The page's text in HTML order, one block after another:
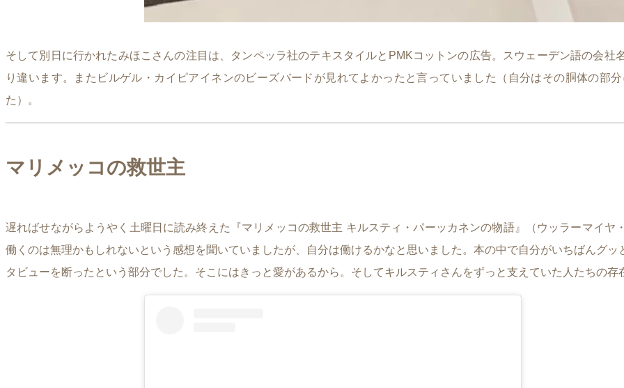
そして別日に行かれたみほこさんの注目は、タンペッラ社のテキスタイルとPMKコットンの広告。スウェーデン語の会
り違います。またビルゲル・カイピアイネンのビーズバードが見れてよかったと言っていました（自分はその胴体の部
た）。
マリメッコの救世主
遅ればせながらようやく土曜日に読み終えた『マリメッコの救世主 キルスティ・パーッカネンの物語』（ウッラーマイ
働くのは無理かもしれないという感想を聞いていましたが、自分は働けるかなと思いました。本の中で自分がいちばんグ
タビューを断ったという部分でした。そこにはきっと愛があるから。そしてキルスティさんをずっと支えていた人たちの存